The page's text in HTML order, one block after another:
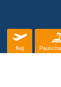
flug